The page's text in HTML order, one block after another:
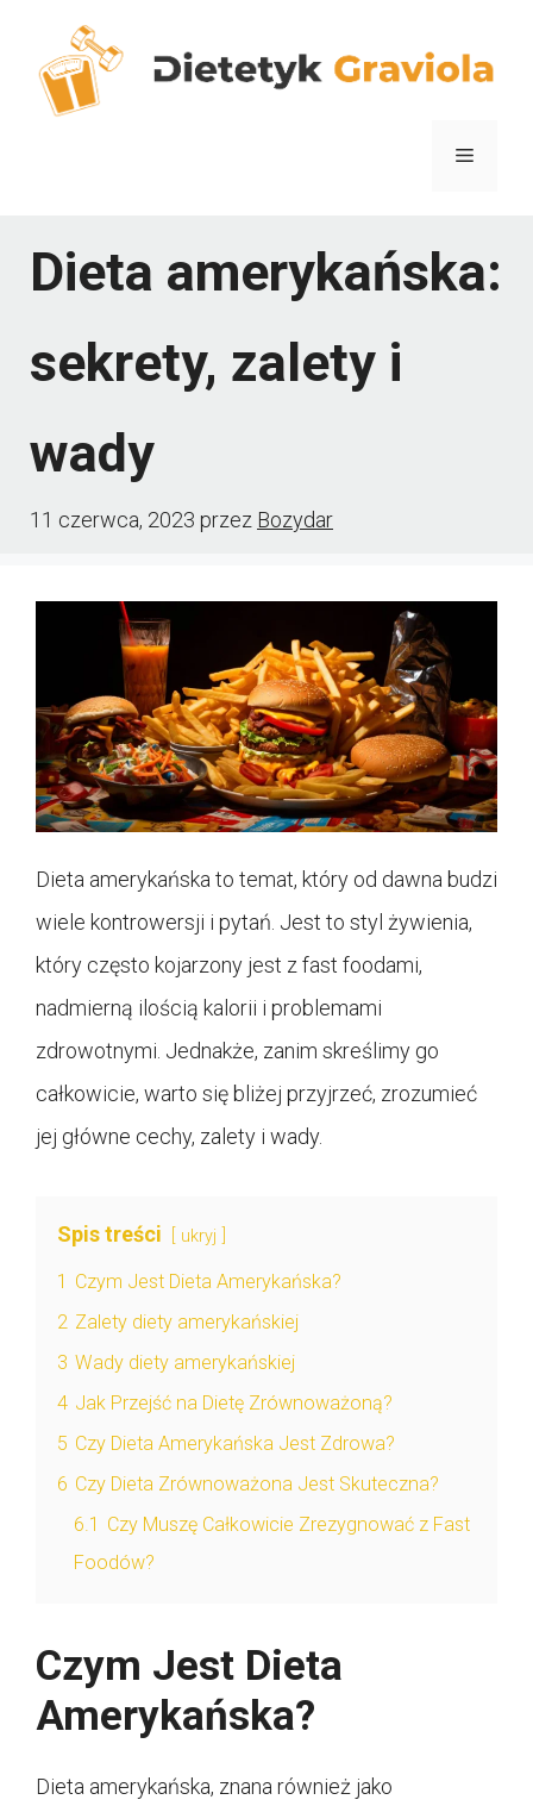
treści
Menu
Dieta amerykańska:
sekrety, zalety i
wady
11 czerwca, 2023 przez Bozydar
Dieta amerykańska to temat, który od dawna budzi
wiele kontrowersji i pytań. Jest to styl żywienia,
który często kojarzony jest z fast foodami,
nadmierną ilością kalorii i problemami
zdrowotnymi. Jednakże, zanim skreślimy go
całkowicie, warto się bliżej przyjrzeć, zrozumieć
jej główne cechy, zalety i wady.
Spis treści ukryj
1 Czym Jest Dieta Amerykańska?
2 Zalety diety amerykańskiej
3 Wady diety amerykańskiej
4 Jak Przejść na Dietę Zrównoważoną?
5 Czy Dieta Amerykańska Jest Zdrowa?
6 Czy Dieta Zrównoważona Jest Skuteczna?
6.1 Czy Muszę Całkowicie Zrezygnować z Fast
Foodów?
Czym Jest Dieta
Amerykańska?
Dieta amerykańska, znana również jako